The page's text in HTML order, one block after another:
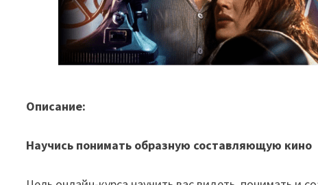
Описание:
Научись понимать образную составляющую кино